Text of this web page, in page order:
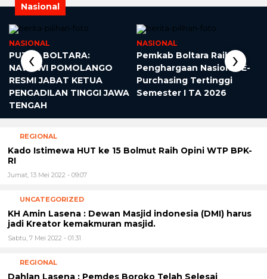
Nasional
NASIONAL
PUTRA BOLTARA:
NAWAWI POMOLANGO
RESMI JABAT KETUA
PENGADILAN TINGGI JAWA
TENGAH
NASIONAL
Pemkab Boltara Raih
Penghargaan Nasional E-
Purchasing Tertinggi
Semester I TA 2026
‹ ›
REGIONAL
Kado Istimewa HUT ke 15 Bolmut Raih Opini WTP BPK-
RI
Jumat, 13 Mei 2022 - 09:07
UNCATEGORIZED
KH Amin Lasena : Dewan Masjid indonesia (DMI) harus
jadi Kreator kemakmuran masjid.
Sabtu, 7 Mei 2022 - 01:31
REGIONAL
Dahlan Lasena : Pemdes Boroko Telah Selesai